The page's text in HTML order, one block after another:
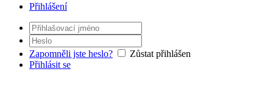
Přihlášení
Zapomněli jste heslo?
Zůstat přihlášen
Přihlásit se